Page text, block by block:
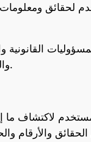
لحقائق ومعلومات
والتي تصدر إرشادات تضر بممتلكات المستخدم أو تعيد نشر محتوى مسيء، فقد تتعرض لخطر اتخاذ إجراءات قانونية.
لاكتشاف ما
والأرقام